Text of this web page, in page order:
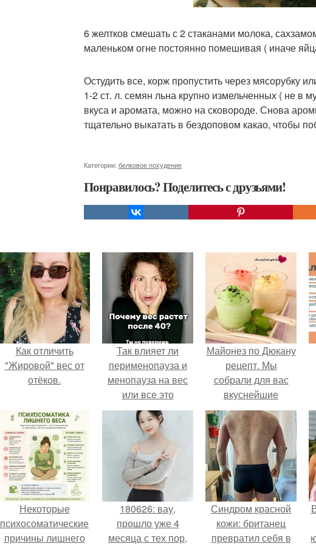
6 желтков смешать с 2 стаканами молока,
маленьком огне постоянно помешивая ( иначе
Остудить все, корж пропустить через мясорубку
1-2 ст. л. семян льна крупно измельченных ( не в
вкуса и аромата, можно на сковороде. Снова
тщательно выкатать в бездоповом какао, чтобы
Категории: белковое похудение
Понравилось? Поделитесь с друзьями!
Как отличить
"Жировой" вес от
отёков.
Так влияет ли
перименопауза и
менопауза на вес
или все это
ерунда?
Майонез по Дюкану
рецепт. Мы
собрали для вас
вкуснейшие
рецепты майонеза
по дюкану с
разными вкусами.
Некоторые
психосоматические
причины лишнего
180626: вау,
прошло уже 4
месяца с тех пор,
Синдром красной
кожи: британец
превратил себя в